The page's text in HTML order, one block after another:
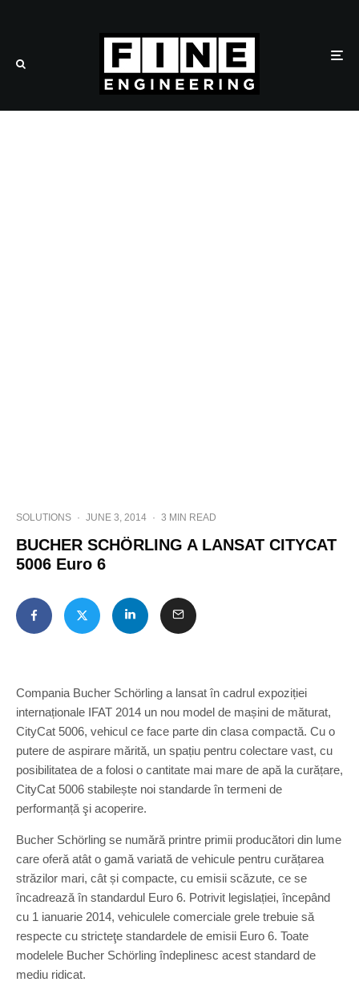
SOLUTIONS · JUNE 3, 2014 · 3 MIN READ
BUCHER SCHÖRLING A LANSAT CITYCAT
5006 Euro 6
Compania Bucher Schörling a lansat în cadrul expoziției
internaționale IFAT 2014 un nou model de mașini de măturat,
CityCat 5006, vehicul ce face parte din clasa compactă. Cu o
putere de aspirare mărită, un spațiu pentru colectare vast, cu
posibilitatea de a folosi o cantitate mai mare de apă la curățare,
CityCat 5006 stabilește noi standarde în termeni de
performanță şi acoperire.
Bucher Schörling se numără printre primii producători din lume
care oferă atât o gamă variată de vehicule pentru curățarea
străzilor mari, cât și compacte, cu emisii scăzute, ce se
încadrează în standardul Euro 6. Potrivit legislației, începând
cu 1 ianuarie 2014, vehiculele comerciale grele trebuie să
respecte cu stricteţe standardele de emisii Euro 6. Toate
modelele Bucher Schörling îndeplinesc acest standard de
mediu ridicat.